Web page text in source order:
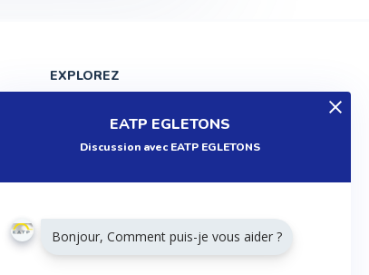
EATP EGLETONS
Discussion avec EATP EGLETONS
Bonjour, Comment puis-je vous aider ?
EXPLOREZ
Entreprises
Tutoriels
Articles